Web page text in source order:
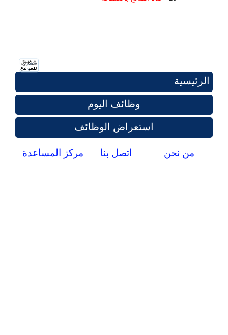
الرئيسية
وظائف اليوم
استعراض الوظائف
من نحن اتصل بنا مركز المساعدة